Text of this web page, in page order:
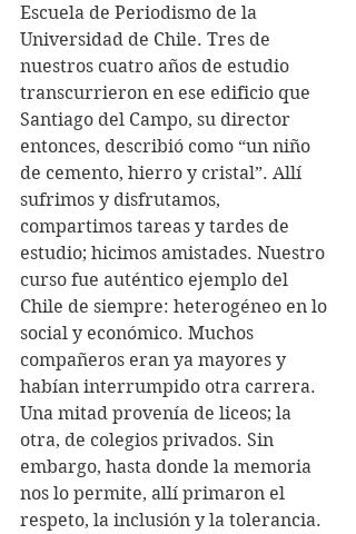
Escuela de Periodismo de la
Universidad de Chile. Tres de
nuestros cuatro años de estudio
transcurrieron en ese edificio que
Santiago del Campo, su director
entonces, describió como “un niño
de cemento, hierro y cristal”. Allí
sufrimos y disfrutamos,
compartimos tareas y tardes de
estudio; hicimos amistades. Nuestro
curso fue auténtico ejemplo del
Chile de siempre: heterogéneo en lo
social y económico. Muchos
compañeros eran ya mayores y
habían interrumpido otra carrera.
Una mitad provenía de liceos; la
otra, de colegios privados. Sin
embargo, hasta donde la memoria
nos lo permite, allí primaron el
respeto, la inclusión y la tolerancia.